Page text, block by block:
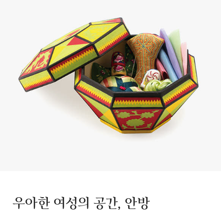
우아한 여성의 공간, 안방